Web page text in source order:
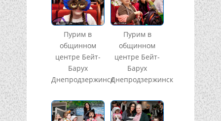
Пурим в
общинном
центре Бейт-
Барух
Днепродзержинск
Пурим в
общинном
центре Бейт-
Барух
Днепродзержинск